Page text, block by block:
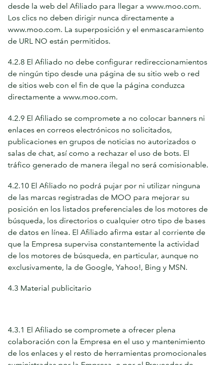
desde la web del Afiliado para llegar a www.moo.com.
Los clics no deben dirigir nunca directamente a
www.moo.com. La superposición y el enmascaramiento
de URL NO están permitidos.
4.2.8 El Afiliado no debe configurar redireccionamientos
de ningún tipo desde una página de su sitio web o red
de sitios web con el fin de que la página conduzca
directamente a www.moo.com.
4.2.9 El Afiliado se compromete a no colocar banners ni
enlaces en correos electrónicos no solicitados,
publicaciones en grupos de noticias no autorizados o
salas de chat, así como a rechazar el uso de bots. El
tráfico generado de manera ilegal no será comisionable.
4.2.10 El Afiliado no podrá pujar por ni utilizar ninguna
de las marcas registradas de MOO para mejorar su
posición en los listados preferenciales de los motores de
búsqueda, los directorios o cualquier otro tipo de bases
de datos en línea. El Afiliado afirma estar al corriente de
que la Empresa supervisa constantemente la actividad
de los motores de búsqueda, en particular, aunque no
exclusivamente, la de Google, Yahoo!, Bing y MSN.
4.3 Material publicitario
4.3.1 El Afiliado se compromete a ofrecer plena
colaboración con la Empresa en el uso y mantenimiento
de los enlaces y el resto de herramientas promocionales